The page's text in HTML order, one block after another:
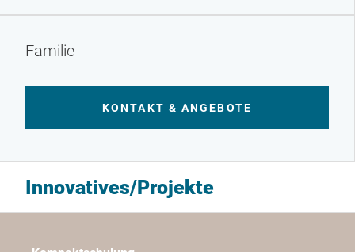
Familie
KONTAKT & ANGEBOTE
Innovatives/Projekte